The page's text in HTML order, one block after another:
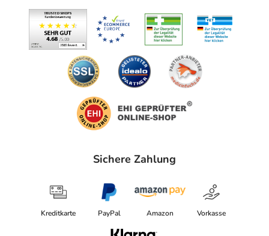
Sichere Zahlung
Kreditkarte PayPal Amazon Vorkasse